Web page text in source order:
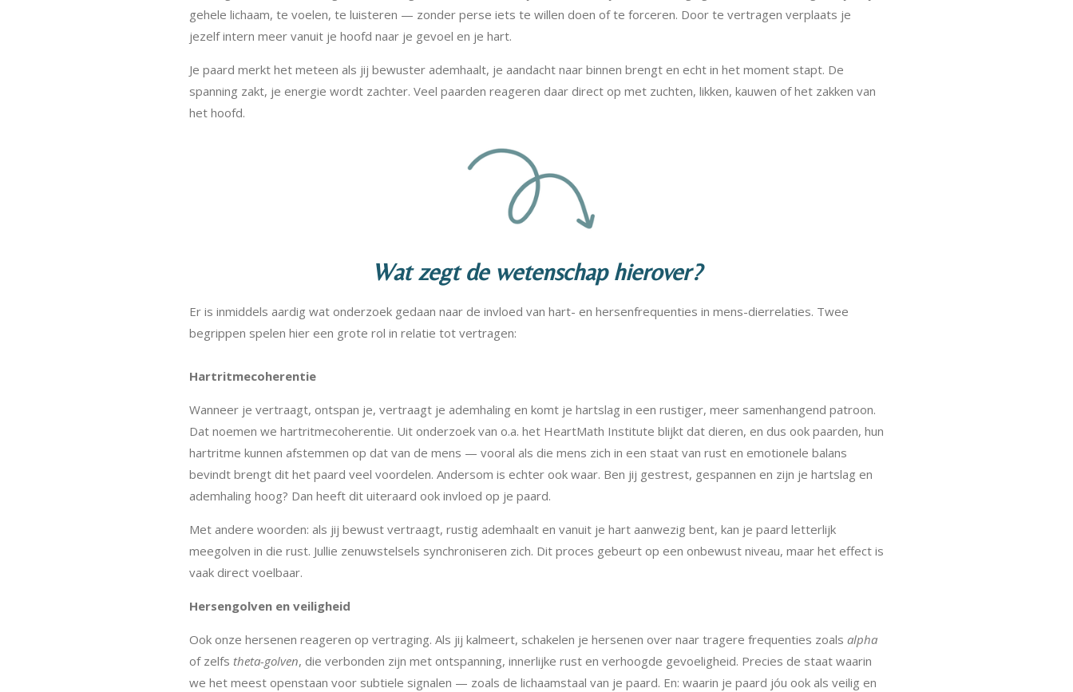
gehele lichaam, te voelen, te luisteren — zonder perse iets te willen doen of te forceren. Door te vertragen verplaats je
jezelf intern meer vanuit je hoofd naar je gevoel en je hart.
Je paard merkt het meteen als jij bewuster ademhaalt, je aandacht naar binnen brengt en echt in het moment stapt. De
spanning zakt, je energie wordt zachter. Veel paarden reageren daar direct op met zuchten, likken, kauwen of het zakken van
het hoofd.
Wat zegt de wetenschap hierover?
Er is inmiddels aardig wat onderzoek gedaan naar de invloed van hart- en hersenfrequenties in mens-dierrelaties. Twee
begrippen spelen hier een grote rol in relatie tot vertragen:
Hartritmecoherentie
Wanneer je vertraagt, ontspan je, vertraagt je ademhaling en komt je hartslag in een rustiger, meer samenhangend patroon.
Dat noemen we hartritmecoherentie. Uit onderzoek van o.a. het HeartMath Institute blijkt dat dieren, en dus ook paarden, hun
hartritme kunnen afstemmen op dat van de mens — vooral als die mens zich in een staat van rust en emotionele balans
bevindt brengt dit het paard veel voordelen. Andersom is echter ook waar. Ben jij gestrest, gespannen en zijn je hartslag en
ademhaling hoog? Dan heeft dit uiteraard ook invloed op je paard.
Met andere woorden: als jij bewust vertraagt, rustig ademhaalt en vanuit je hart aanwezig bent, kan je paard letterlijk
meegolven in die rust. Jullie zenuwstelsels synchroniseren zich. Dit proces gebeurt op een onbewust niveau, maar het effect is
vaak direct voelbaar.
Hersengolven en veiligheid
Ook onze hersenen reageren op vertraging. Als jij kalmeert, schakelen je hersenen over naar tragere frequenties zoals alpha
of zelfs theta-golven, die verbonden zijn met ontspanning, innerlijke rust en verhoogde gevoeligheid. Precies de staat waarin
we het meest openstaan voor subtiele signalen — zoals de lichaamstaal van je paard. En: waarin je paard jóu ook als veilig en